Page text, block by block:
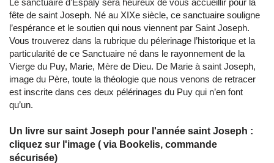
Le sanctuaire d’Espaly sera heureux de vous accueillir pour la
fête de saint Joseph. Né au XIXe siècle, ce sanctuaire souligne
l’espérance et le soutien qui nous viennent par Saint Joseph.
Vous trouverez dans la rubrique du pélerinage l’historique et la
particularité de ce Sanctuaire né dans le rayonnement de la
Vierge du Puy, Marie, Mère de Dieu. De Marie à saint Joseph,
image du Père, toute la théologie que nous venons de retracer
est inscrite dans ces deux pélérinages du Puy qui n’en font
qu’un.
Un livre sur saint Joseph pour l'année saint Joseph :
cliquez sur l'image ( via Bookelis, commande
sécurisée)